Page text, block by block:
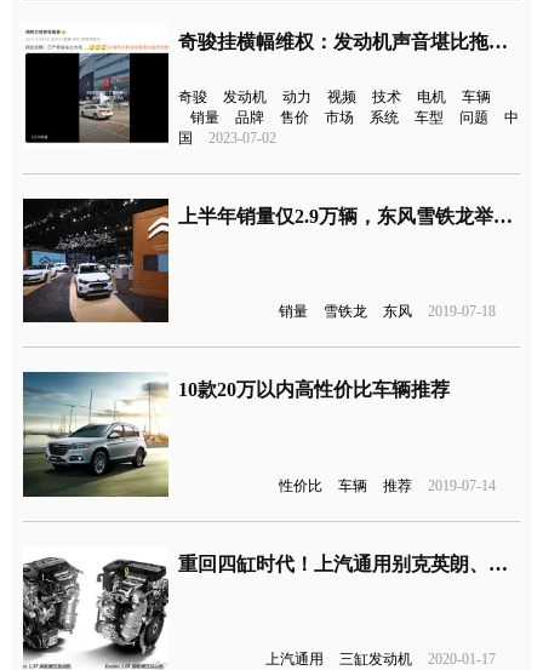
奇骏挂横幅维权：发动机声音堪比拖拉机
奇骏 发动机 动力 视频 技术 电机
车辆
销量
品牌 售价 市场 系统 车型 问题
中
国
2023-07-02
上半年销量仅2.9万辆，东风雪铁龙举步维艰
销量 雪铁龙 东风 2019-07-18
10款20万以内高性价比车辆推荐
性价比 车辆 推荐 2019-07-14
重回四缸时代！上汽通用别克英朗、科鲁泽新增1.5L四缸车型
上汽通用 三缸发动机 2020-01-17